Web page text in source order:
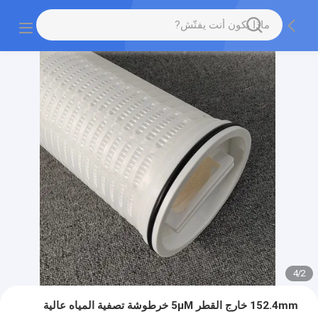
2
/
4
152.4mm خارج القطر 5μM خرطوشة تصفية المياه عالية